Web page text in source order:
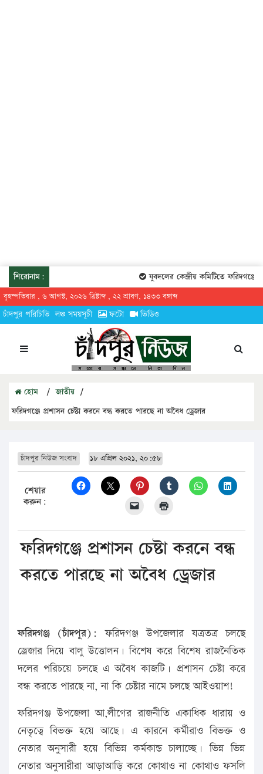
শিরোনাম: যুবদলের কেন্দ্রীয় কমিটিতে ফরিদগঞ্জের
বৃহস্পতিবার , ৬ আগস্ট, ২০২৬ খ্রিষ্টাব্দ , ২২ শ্রাবণ, ১৪৩৩ বঙ্গাব্দ
চাঁদপুর পরিচিতি লঞ্চ সময়সূচী ফটো ভিডিও
হোম / জাতীয় /
ফরিদগঞ্জে প্রশাসন চেষ্টা করনে বন্ধ করতে পারছে না অবৈধ ড্রেজার
চাঁদপুর নিউজ সংবাদ ১৮ এপ্রিল ২০২১, ২০:৫৮
শেয়ার
করুন:
ফরিদগঞ্জে প্রশাসন চেষ্টা করনে বন্ধ
করতে পারছে না অবৈধ ড্রেজার
ফরিদগঞ্জ (চাঁদপুর): ফরিদগঞ্জ উপজেলার যত্রতত্র চলছে
ড্রেজার দিয়ে বালু উত্তোলন। বিশেষ করে বিশেষ রাজনৈতিক
দলের পরিচয়ে চলছে এ অবৈধ কাজটি। প্রশাসন চেষ্টা করে
বন্ধ করতে পারছে না, না কি চেষ্টার নামে চলছে আইওয়াশ!
ফরিদগঞ্জ উপজেলা আ,লীগের রাজনীতি একাধিক ধারায় ও
নেতৃত্বে বিভক্ত হয়ে আছে। এ কারনে কর্মীরাও বিভক্ত ও
নেতার অনুসারী হয়ে বিভিন্ন কর্মকান্ড চালাচ্ছে। ভিন্ন ভিন্ন
নেতার অনুসারীরা আড়াআড়ি করে কোথাও না কোথাও ফসলি